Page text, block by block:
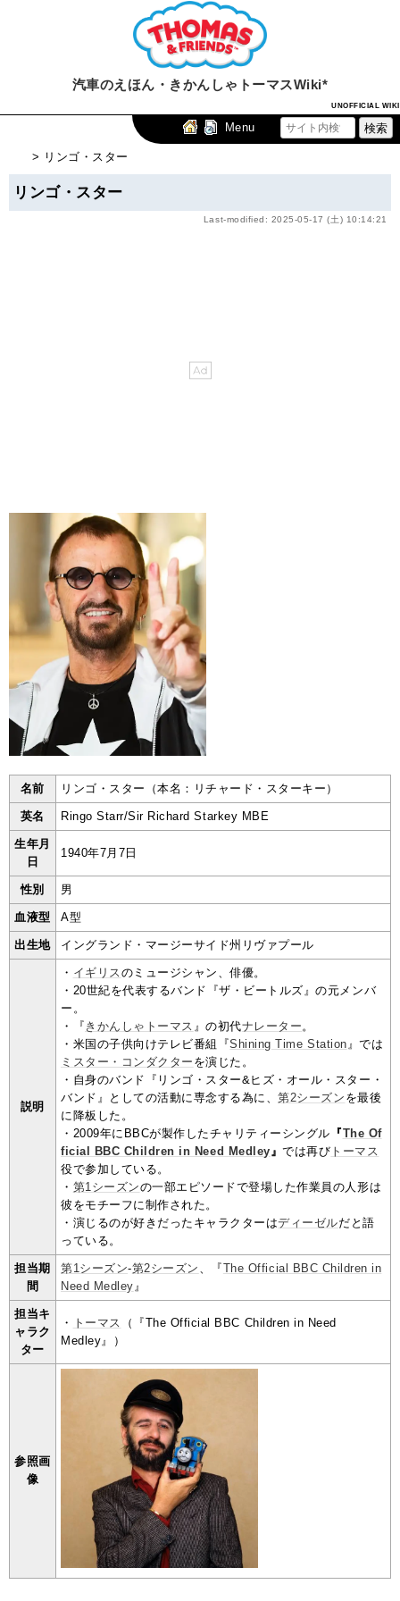
汽車のえほん・きかんしゃトーマスWiki*
UNOFFICIAL WIKI
Menu
> リンゴ・スター
リンゴ・スター
Last-modified: 2025-05-17 (土) 10:14:21
名前 リンゴ・スター（本名：リチャード・スターキー）
英名 Ringo Starr/Sir Richard Starkey MBE
生年月
日
1940年7月7日
性別 男
血液型 A型
出生地 イングランド・マージーサイド州リヴァプール
説明
・ イギリスのミュージシャン、俳優。
・20世紀を代表するバンド『ザ・ビートルズ』の元メンバ
ー。
・『 きかんしゃトーマス 』の初代ナレーター。
・米国の子供向けテレビ番組『Shining Time Station』では
ミスター・コンダクター を演じた。
・自身のバンド『リンゴ・スター&ヒズ・オール・スター・
バンド』としての活動に専念する為に、第2シーズン を最後
に降板した。
・2009年にBBCが製作したチャリティーシングル 『The Of
ficial BBC Children in Need Medley』では再び トーマス
役で参加している。
・ 第1シーズンの一部エピソードで登場した作業員の人形は
彼をモチーフに制作された。
・演じるのが好きだったキャラクターはディーゼルだと語
っている。
担当期
間
第1シーズン-第2シーズン 、『The Official BBC Children in
Need Medley』
担当キ
ャラク
ター
・ トーマス
（『The Official BBC Children in Need
Medley』）
参照画
像